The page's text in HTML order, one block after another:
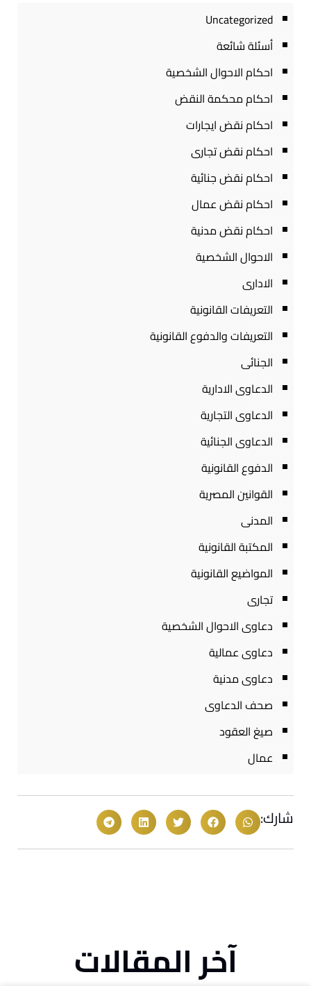
Uncategorized
أسئلة شائعة
احكام الاحوال الشخصية
احكام محكمة النقض
احكام نقض ايجارات
احكام نقض تجارى
احكام نقض جنائية
احكام نقض عمال
احكام نقض مدنية
الاحوال الشخصية
الادارى
التعريفات القانونية
التعريفات والدفوع القانونية
الجنائى
الدعاوى الادارية
الدعاوى التجارية
الدعاوى الجنائية
الدفوع القانونية
القوانين المصرية
المدنى
المكتبة القانونية
المواضيع القانونية
تجارى
دعاوى الاحوال الشخصية
دعاوى عمالية
دعاوى مدنية
صحف الدعاوى
صيغ العقود
عمال
شارك:
آخر المقالات